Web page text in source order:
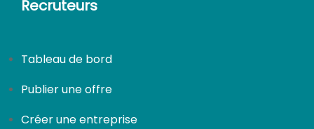
Recruteurs
Tableau de bord
Publier une offre
Créer une entreprise